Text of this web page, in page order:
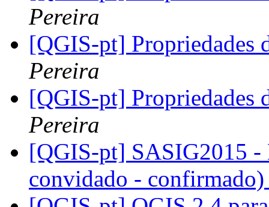
Pereira
[QGIS-pt] Propriedades
Pereira
[QGIS-pt] Propriedades
Pereira
[QGIS-pt] SASIG2015 -
convidado -